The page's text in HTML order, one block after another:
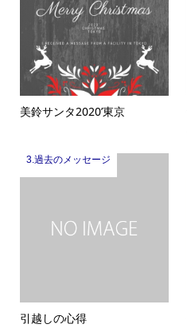
美鈴サンタ2020’東京
3.過去のメッセージ
引越しの心得